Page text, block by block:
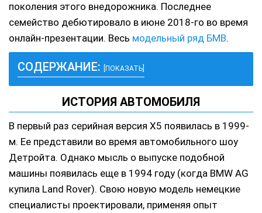
поколения этого внедорожника. Последнее
семейство дебютировало в июне 2018-го во время
онлайн-презентации. Весь модельный ряд БМВ.
СОДЕРЖАНИЕ: [ПОКАЗАТЬ]
ИСТОРИЯ АВТОМОБИЛЯ
В первый раз серийная версия Х5 появилась в 1999-
м. Ее представили во время автомобильного шоу
Детройта. Однако мысль о выпуске подобной
машины появилась еще в 1994 году (когда BMW AG
купила Land Rover). Свою новую модель немецкие
специалисты проектировали, применяя опыт